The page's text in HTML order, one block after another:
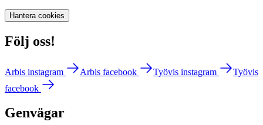
Hantera cookies
Följ oss!
Arbis instagram Arbis facebook Työvis instagram
Työvis
facebook
Genvägar